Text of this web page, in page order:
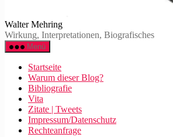
Walter Mehring
Wirkung, Interpretationen, Biografisches
Menü
Startseite
Warum dieser Blog?
Bibliografie
Vita
Zitate | Tweets
Impressum/Datenschutz
Rechteanfrage